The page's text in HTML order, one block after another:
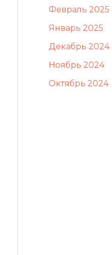
Февраль 2025
Январь 2025
Декабрь 2024
Ноябрь 2024
Октябрь 2024